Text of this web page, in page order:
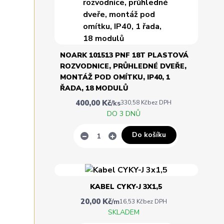
NOARK 101513 PNF 18T PLASTOVÁ
ROZVODNICE, PRŮHLEDNÉ DVEŘE,
MONTÁŽ POD OMÍTKU, IP40, 1
ŘADA, 18 MODULŮ
400,00 Kč/ks330,58 Kčbez DPH
DO 3 DNŮ
Do košíku
KABEL CYKY-J 3X1,5
20,00 Kč/m16,53 Kčbez DPH
SKLADEM